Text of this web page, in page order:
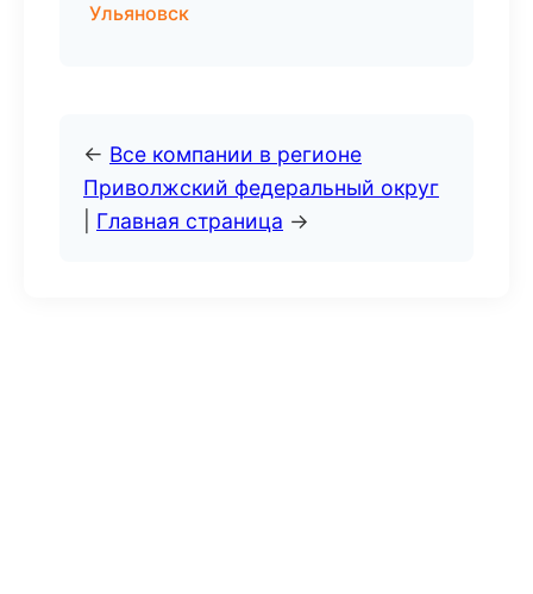
Ульяновск
← Все компании в регионе
Приволжский федеральный округ
Главная страница →